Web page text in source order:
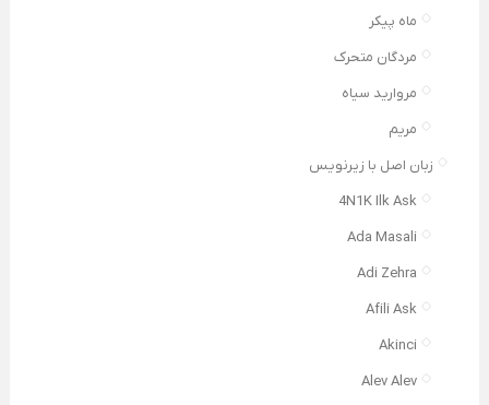
ماه پیکر
مردگان متحرک
مروارید سیاه
مریم
زبان اصل با زیرنویس
4N1K Ilk Ask
Ada Masali
Adi Zehra
Afili Ask
Akinci
Alev Alev